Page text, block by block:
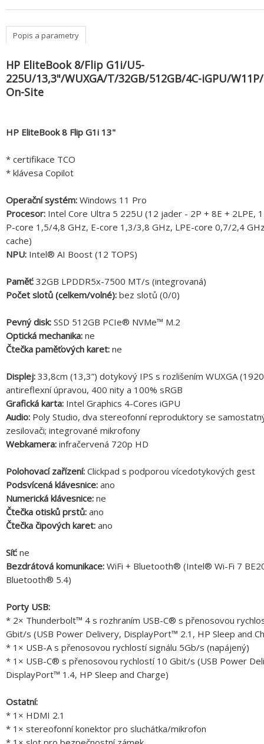
Popis a parametry
HP EliteBook 8/Flip G1i/U5-
225U/13,3"/WUXGA/T/32GB/512GB/4C-iGPU/
On-Site
HP EliteBook 8 Flip G1i 13"
* certifikace TCO
* klávesa Copilot
Operační systém: Windows 11 Pro
Procesor: Intel Core Ultra 5 225U (12 jader - 2P + 8E + 2LPE,
P-core 1,5/4,8 GHz, E-core 1,3/3,8 GHz, LPE-core 0,7/2,4
cache)
NPU: Intel® AI Boost (12 TOPS)
Paměť: 32GB LPDDR5x-7500 MT/s (integrovaná)
Počet slotů (celkem/volné): bez slotů (0/0)
Pevný disk: SSD 512GB PCIe® NVMe™ M.2
Optická mechanika: ne
Čtečka paměťových karet: ne
Displej: 33,8cm (13,3”) dotykový IPS s rozlišením WUXGA
antireflexní úpravou, 400 nity a 100% sRGB
Grafická karta: Intel Graphics 4-Cores iGPU
Audio: Poly Studio, dva stereofonní reproduktory se
zesilovači; integrované mikrofony
Webkamera: infračervená 720p HD
Polohovací zařízení: Clickpad s podporou vícedotykových gest
Podsvícená klávesnice: ano
Numerická klávesnice: ne
Čtečka otisků prstů: ano
Čtečka čipových karet: ano
Síť: ne
Bezdrátová komunikace: WiFi + Bluetooth® (Intel® Wi-Fi 7
Bluetooth® 5.4)
Porty USB:
* 2× Thunderbolt™ 4 s rozhraním USB-C® s přenosovou
Gbit/s (USB Power Delivery, DisplayPort™ 2.1, HP Sleep and
* 1× USB-A s přenosovou rychlostí signálu 5Gb/s (napájený)
* 1× USB-C® s přenosovou rychlostí 10 Gbit/s (USB Power
DisplayPort™ 1.4, HP Sleep and Charge)
Ostatní:
* 1× HDMI 2.1
* 1× stereofonní konektor pro sluchátka/mikrofon